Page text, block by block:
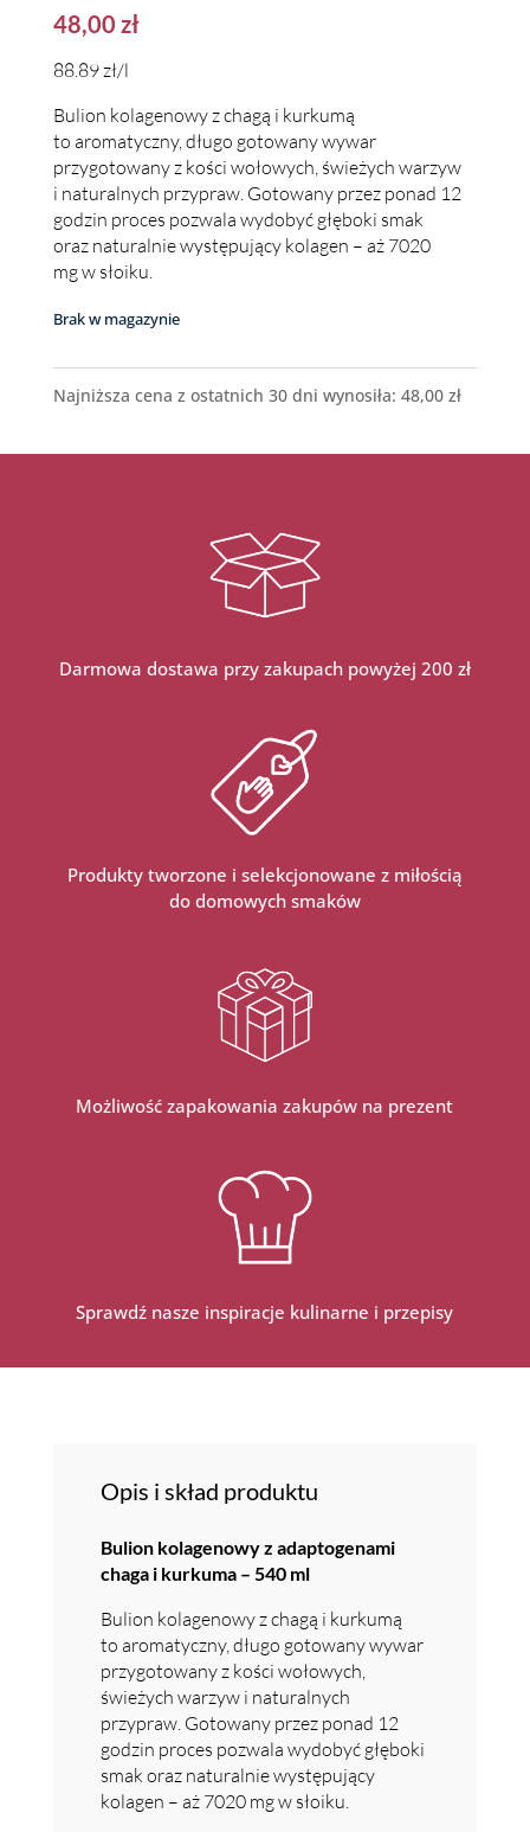
48,00 zł
88.89 zł/l
Bulion kolagenowy z chagą i kurkumą
to aromatyczny, długo gotowany wywar
przygotowany z kości wołowych, świeżych warzyw
i naturalnych przypraw. Gotowany przez ponad 12
godzin proces pozwala wydobyć głęboki smak
oraz naturalnie występujący kolagen – aż 7020
mg w słoiku.
Brak w magazynie
Najniższa cena z ostatnich 30 dni wynosiła: 48,00 zł
Darmowa dostawa przy zakupach powyżej 200 zł
Produkty tworzone i selekcjonowane z miłością
do domowych smaków
Możliwość zapakowania zakupów na prezent
Sprawdź nasze inspiracje kulinarne i przepisy
Opis i skład produktu
Bulion kolagenowy z adaptogenami
chaga i kurkuma – 540 ml
Bulion kolagenowy z chagą i kurkumą
to aromatyczny, długo gotowany wywar
przygotowany z kości wołowych,
świeżych warzyw i naturalnych
przypraw. Gotowany przez ponad 12
godzin proces pozwala wydobyć głęboki
smak oraz naturalnie występujący
kolagen – aż 7020 mg w słoiku.